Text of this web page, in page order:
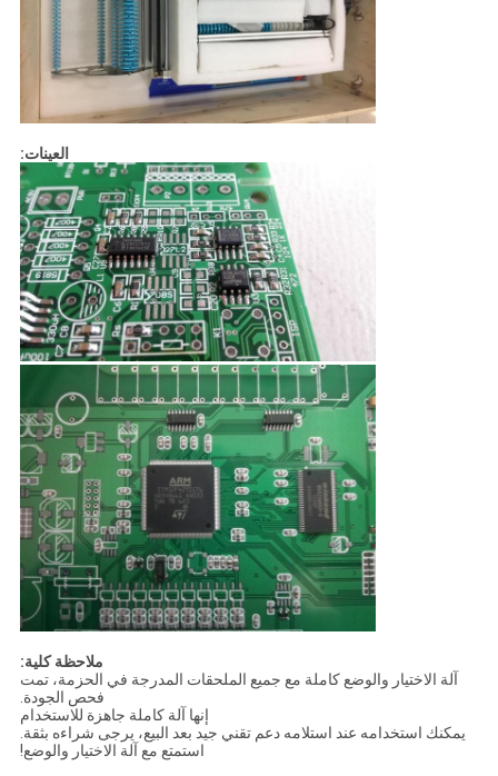
العينات:
ملاحظة كلية:
آلة الاختيار والوضع كاملة مع جميع الملحقات المدرجة في الحزمة، تمت
فحص الجودة.
إنها آلة كاملة جاهزة للاستخدام
يمكنك استخدامه عند استلامه دعم تقني جيد بعد البيع، يرجى شراءه بثقة.
استمتع مع آلة الاختيار والوضع!